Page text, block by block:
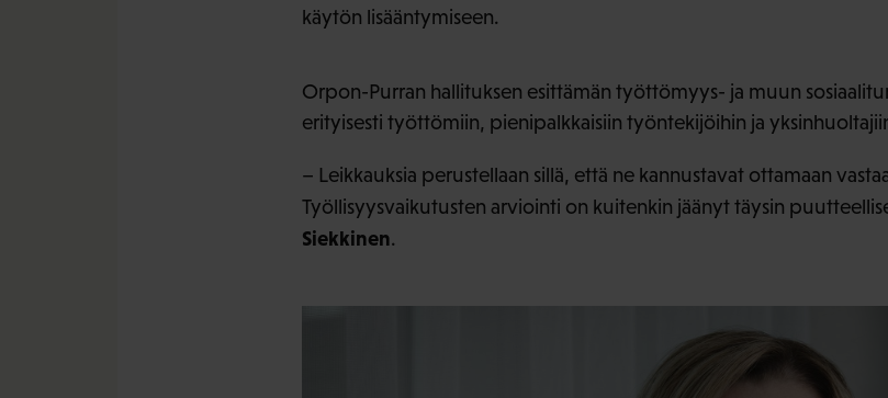
käytön lisääntymiseen.
Orpon-Purran hallituksen esittämän työttömyys- ja muun
erityisesti työttömiin, pienipalkkaisiin työntekijöihin ja
– Leikkauksia perustellaan sillä, että ne kannustavat ottamaan
Työllisyysvaikutusten arviointi on kuitenkin jäänyt täysin
Siekkinen.